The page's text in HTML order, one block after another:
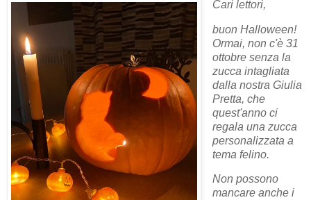
Cari lettori,
buon Halloween!
Ormai, non c'è 31
ottobre senza la
zucca intagliata
dalla nostra Giulia
Pretta, che
quest'anno ci
regala una zucca
personalizzata a
tema felino.
Non possono
mancare anche i